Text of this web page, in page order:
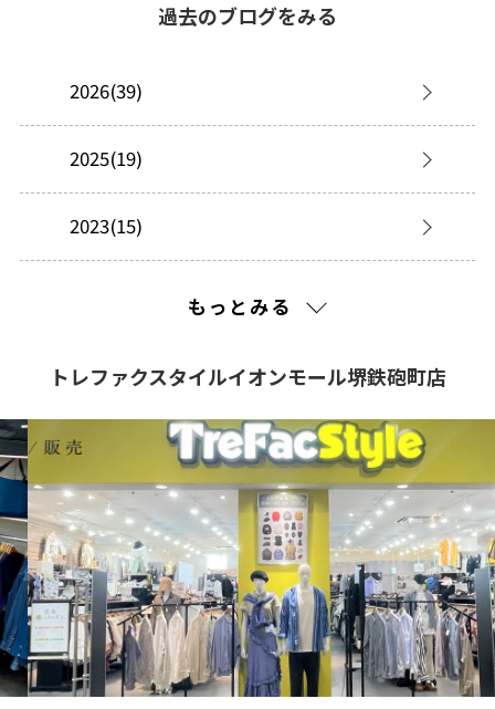
過去のブログをみる
2026(39)
2025(19)
2023(15)
もっとみる
トレファクスタイルイオンモール堺鉄砲町店